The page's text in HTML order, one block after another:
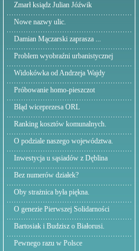
Zmarł ksiądz Julian Jóźwik
Nowe nazwy ulic.
Damian Mączarski zaprasza ...
Problem wyobraźni urbanistycznej
Widokówka od Andrzeja Wajdy
Próbowanie homo-pieszczot
Błąd wiceprezesa ORL
Ranking kosztów komunalnych.
O podziale naszego województwa.
Inwestycja u sąsiadów z Dęblina
Bez numerów działek?
Oby strażnica była piękna.
O genezie Pierwszej Solidarności
Bartosiak i Budzisz o Białorusi.
Pewnego razu w Polsce